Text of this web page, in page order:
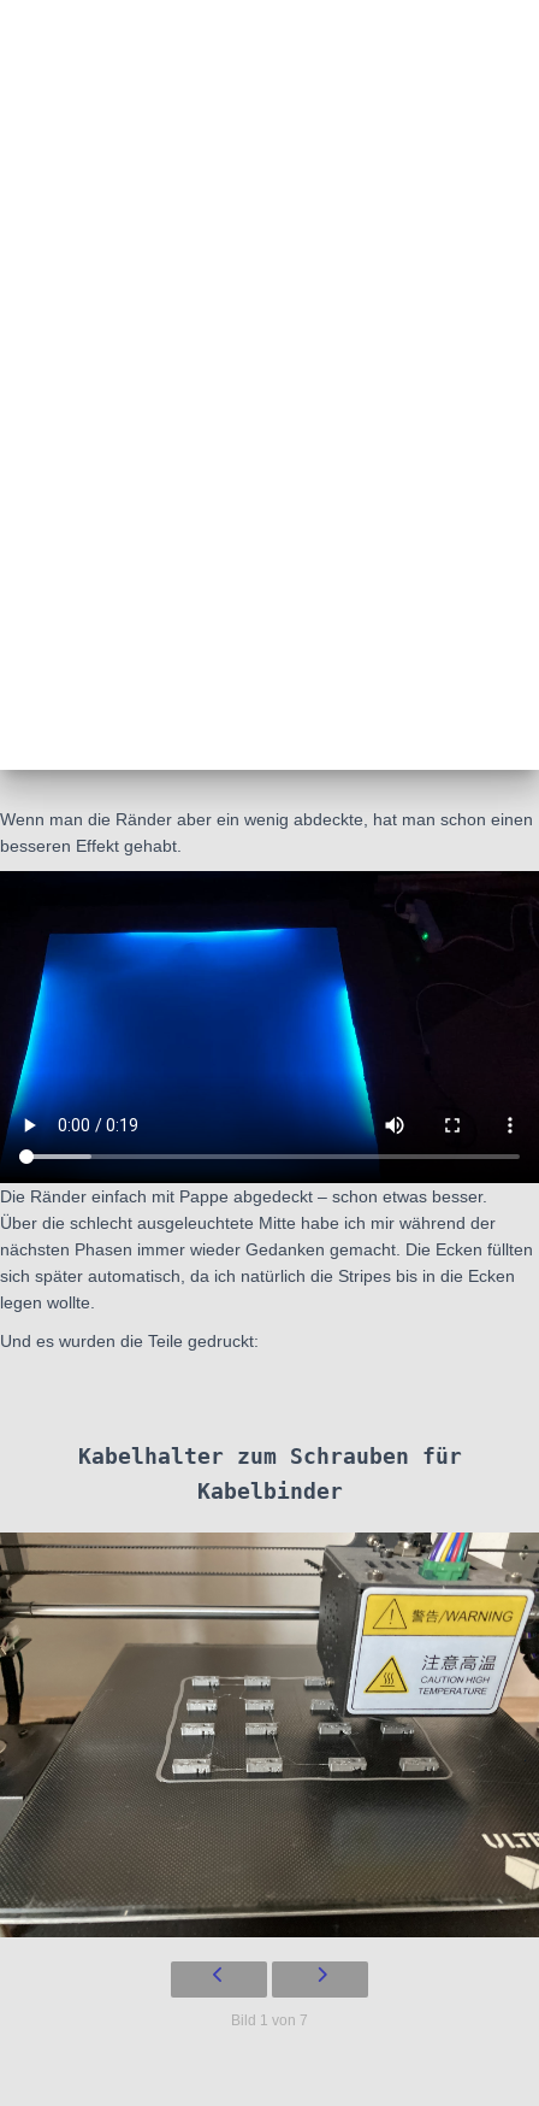
Wenn man die Ränder aber ein wenig abdeckte, hat man schon einen
besseren Effekt gehabt.
Die Ränder einfach mit Pappe abgedeckt – schon etwas besser.
Über die schlecht ausgeleuchtete Mitte habe ich mir während der
nächsten Phasen immer wieder Gedanken gemacht. Die Ecken füllten
sich später automatisch, da ich natürlich die Stripes bis in die Ecken
legen wollte.
Und es wurden die Teile gedruckt:
Kabelhalter zum Schrauben für
Kabelbinder
Bild 1 von 7